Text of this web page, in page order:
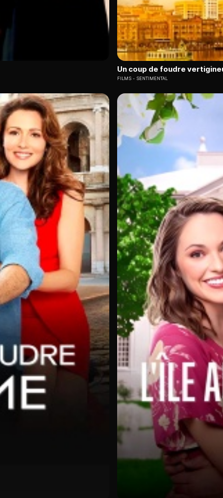
Un coup de foudre
FILMS SENTIMENTAL